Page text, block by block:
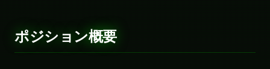
ポジション概要